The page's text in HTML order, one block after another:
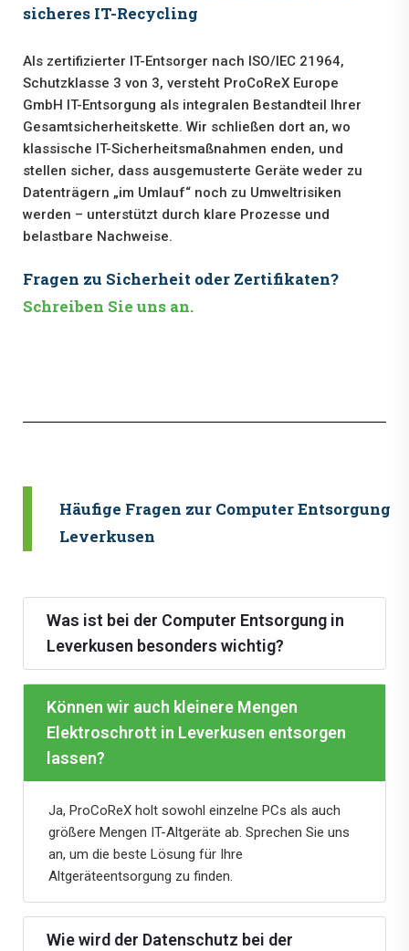
sicheres IT-Recycling
Als zertifizierter IT-Entsorger nach ISO/IEC 21964,
Schutzklasse 3 von 3, versteht ProCoReX Europe
GmbH IT-Entsorgung als integralen Bestandteil Ihrer
Gesamtsicherheitskette. Wir schließen dort an, wo
klassische IT-Sicherheitsmaßnahmen enden, und
stellen sicher, dass ausgemusterte Geräte weder zu
Datenträgern „im Umlauf“ noch zu Umweltrisiken
werden – unterstützt durch klare Prozesse und
belastbare Nachweise.
Fragen zu Sicherheit oder Zertifikaten?
Schreiben Sie uns an.
Häufige Fragen zur Computer Entsorgung
Leverkusen
Was ist bei der Computer Entsorgung in
Leverkusen besonders wichtig?
Können wir auch kleinere Mengen
Elektroschrott in Leverkusen entsorgen
lassen?
Ja, ProCoReX holt sowohl einzelne PCs als auch
größere Mengen IT-Altgeräte ab. Sprechen Sie uns
an, um die beste Lösung für Ihre
Altgeräteentsorgung zu finden.
Wie wird der Datenschutz bei der